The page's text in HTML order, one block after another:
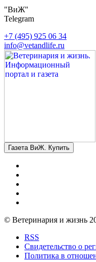
"ВиЖ"
Telegram
+7 (495) 925 06 34
info@vetandlife.ru
Газета ВиЖ. Купить
© Ветеринария и жизнь
RSS
Свидетельство о
Политика в